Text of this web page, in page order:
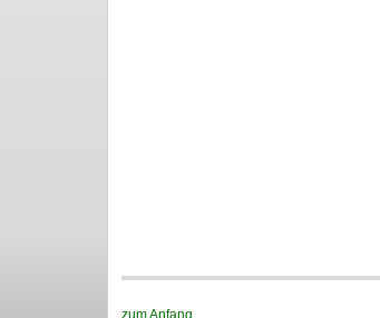
zum Anfang